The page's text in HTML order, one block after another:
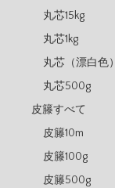
丸芯15kg
丸芯1kg
丸芯（漂白色）
丸芯500g
皮籐すべて
皮籐10m
皮籐100g
皮籐500g